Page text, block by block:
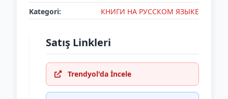
Kategori:
КНИГИ НА РУССКОМ ЯЗЫКЕ
Satış Linkleri
Trendyol'da İncele